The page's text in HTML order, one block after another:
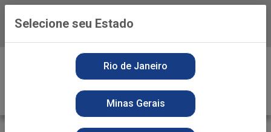
Baixe já o APP da Playvender
Selecione seu Estado
Rio de Janeiro
Minas Gerais